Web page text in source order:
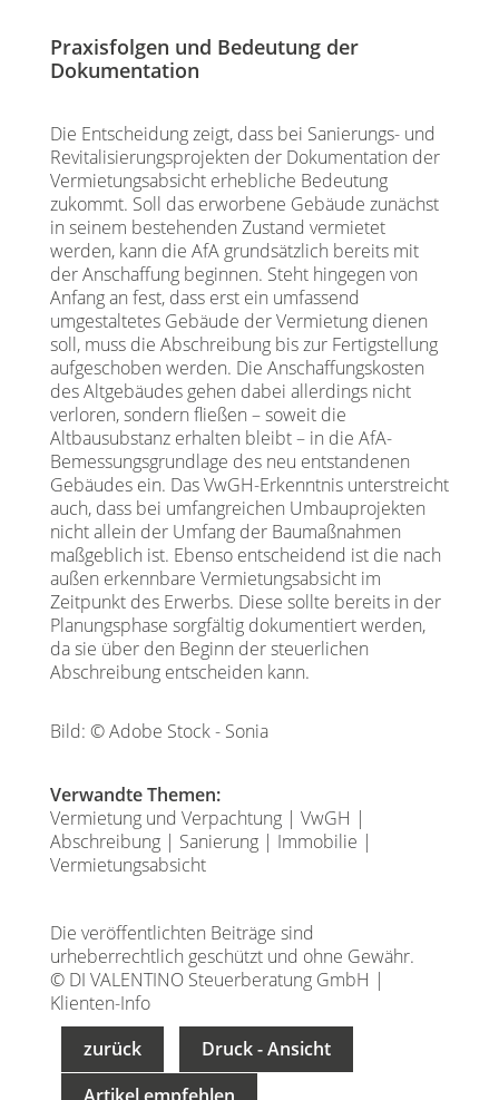
Praxisfolgen und Bedeutung der
Dokumentation
Die Entscheidung zeigt, dass bei Sanierungs- und
Revitalisierungsprojekten der Dokumentation der
Vermietungsabsicht erhebliche Bedeutung
zukommt. Soll das erworbene Gebäude zunächst
in seinem bestehenden Zustand vermietet
werden, kann die AfA grundsätzlich bereits mit
der Anschaffung beginnen. Steht hingegen von
Anfang an fest, dass erst ein umfassend
umgestaltetes Gebäude der Vermietung dienen
soll, muss die Abschreibung bis zur Fertigstellung
aufgeschoben werden. Die Anschaffungskosten
des Altgebäudes gehen dabei allerdings nicht
verloren, sondern fließen – soweit die
Altbausubstanz erhalten bleibt – in die AfA-
Bemessungsgrundlage des neu entstandenen
Gebäudes ein. Das VwGH-Erkenntnis unterstreicht
auch, dass bei umfangreichen Umbauprojekten
nicht allein der Umfang der Baumaßnahmen
maßgeblich ist. Ebenso entscheidend ist die nach
außen erkennbare Vermietungsabsicht im
Zeitpunkt des Erwerbs. Diese sollte bereits in der
Planungsphase sorgfältig dokumentiert werden,
da sie über den Beginn der steuerlichen
Abschreibung entscheiden kann.
Bild: © Adobe Stock - Sonia
Verwandte Themen:
Vermietung und Verpachtung| VwGH |
Abschreibung| Sanierung| Immobilie |
Vermietungsabsicht
Die veröffentlichten Beiträge sind
urheberrechtlich geschützt und ohne Gewähr.
© DI VALENTINO Steuerberatung GmbH |
Klienten-Info
zurück
Druck - Ansicht